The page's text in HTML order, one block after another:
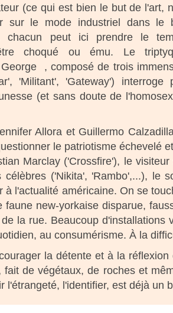
(ce qui est bien le but de l'art,
sur le mode industriel dans le
chacun peut ici prendre le
choqué ou ému. Le
, composé de trois
'Militant', 'Gateway') interroge
(et sans doute de
Allora et Guillermo
le patriotisme échevelé
Marclay ('Crossfire'), le
('Nikita', 'Rambo',...), le
l'actualité américaine. On se
new-yorkaise disparue,
la rue. Beaucoup d'installations
au consumérisme. À la
la détente et à la
de végétaux, de roches et
l'identifier, est déjà un